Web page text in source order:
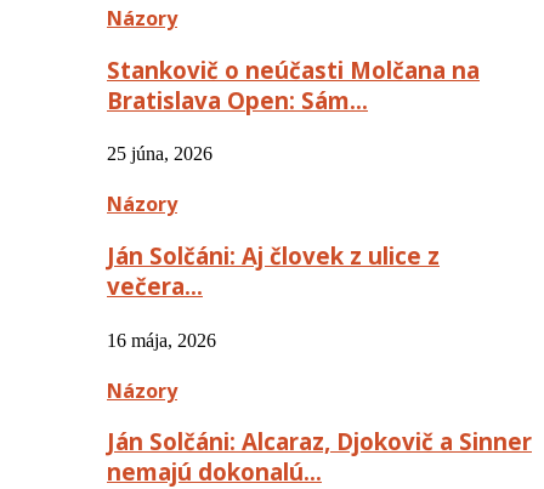
Názory
Stankovič o neúčasti Molčana na
Bratislava Open: Sám…
25 júna, 2026
Názory
Ján Solčáni: Aj človek z ulice z
večera…
16 mája, 2026
Názory
Ján Solčáni: Alcaraz, Djokovič a Sinner
nemajú dokonalú…